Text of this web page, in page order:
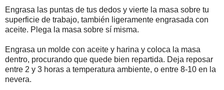
Engrasa las puntas de tus dedos y vierte la masa sobre tu
superficie de trabajo, también ligeramente engrasada con
aceite. Plega la masa sobre sí misma.
Engrasa un molde con aceite y harina y coloca la masa
dentro, procurando que quede bien repartida. Deja reposar
entre 2 y 3 horas a temperatura ambiente, o entre 8-10 en la
nevera.